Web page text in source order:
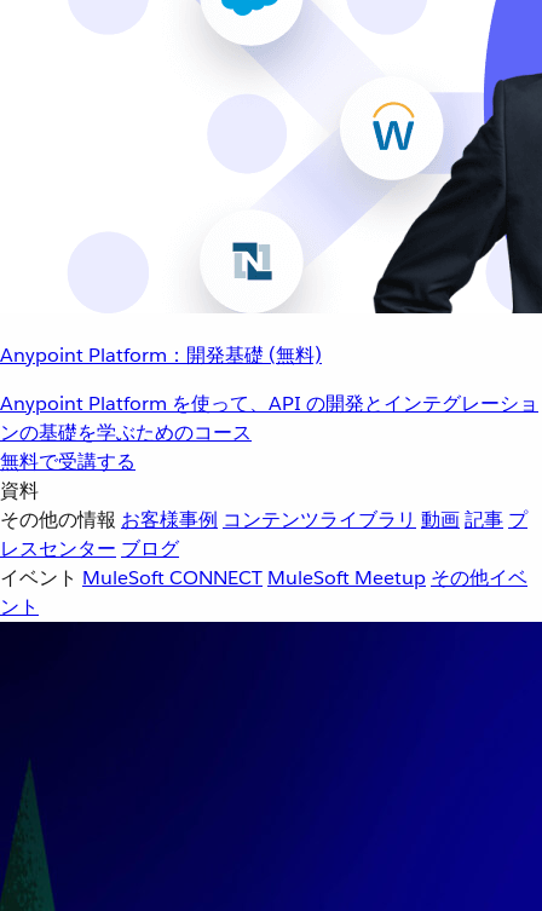
Anypoint Platform：開発基礎 (無料)
Anypoint Platform を使って、API の開発とインテグレーショ
ンの基礎を学ぶためのコース
無料で受講する
資料
その他の情報 お客様事例 コンテンツライブラリ 動画記事 プ
レスセンター ブログ
イベント MuleSoft CONNECT MuleSoft Meetup その他イベ
ント